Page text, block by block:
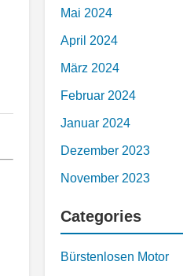
Mai 2024
April 2024
März 2024
Februar 2024
Januar 2024
Dezember 2023
November 2023
Categories
Bürstenlosen Motor